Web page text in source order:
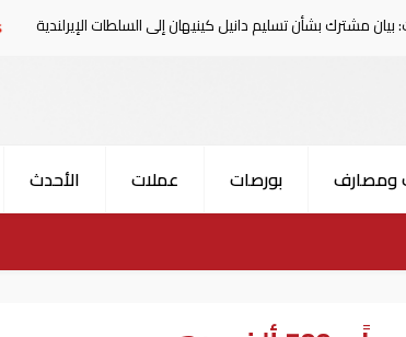
دانيل كينيهان إلى السلطات الإيرلندية
ومصارف بورصات عملات الأحدث